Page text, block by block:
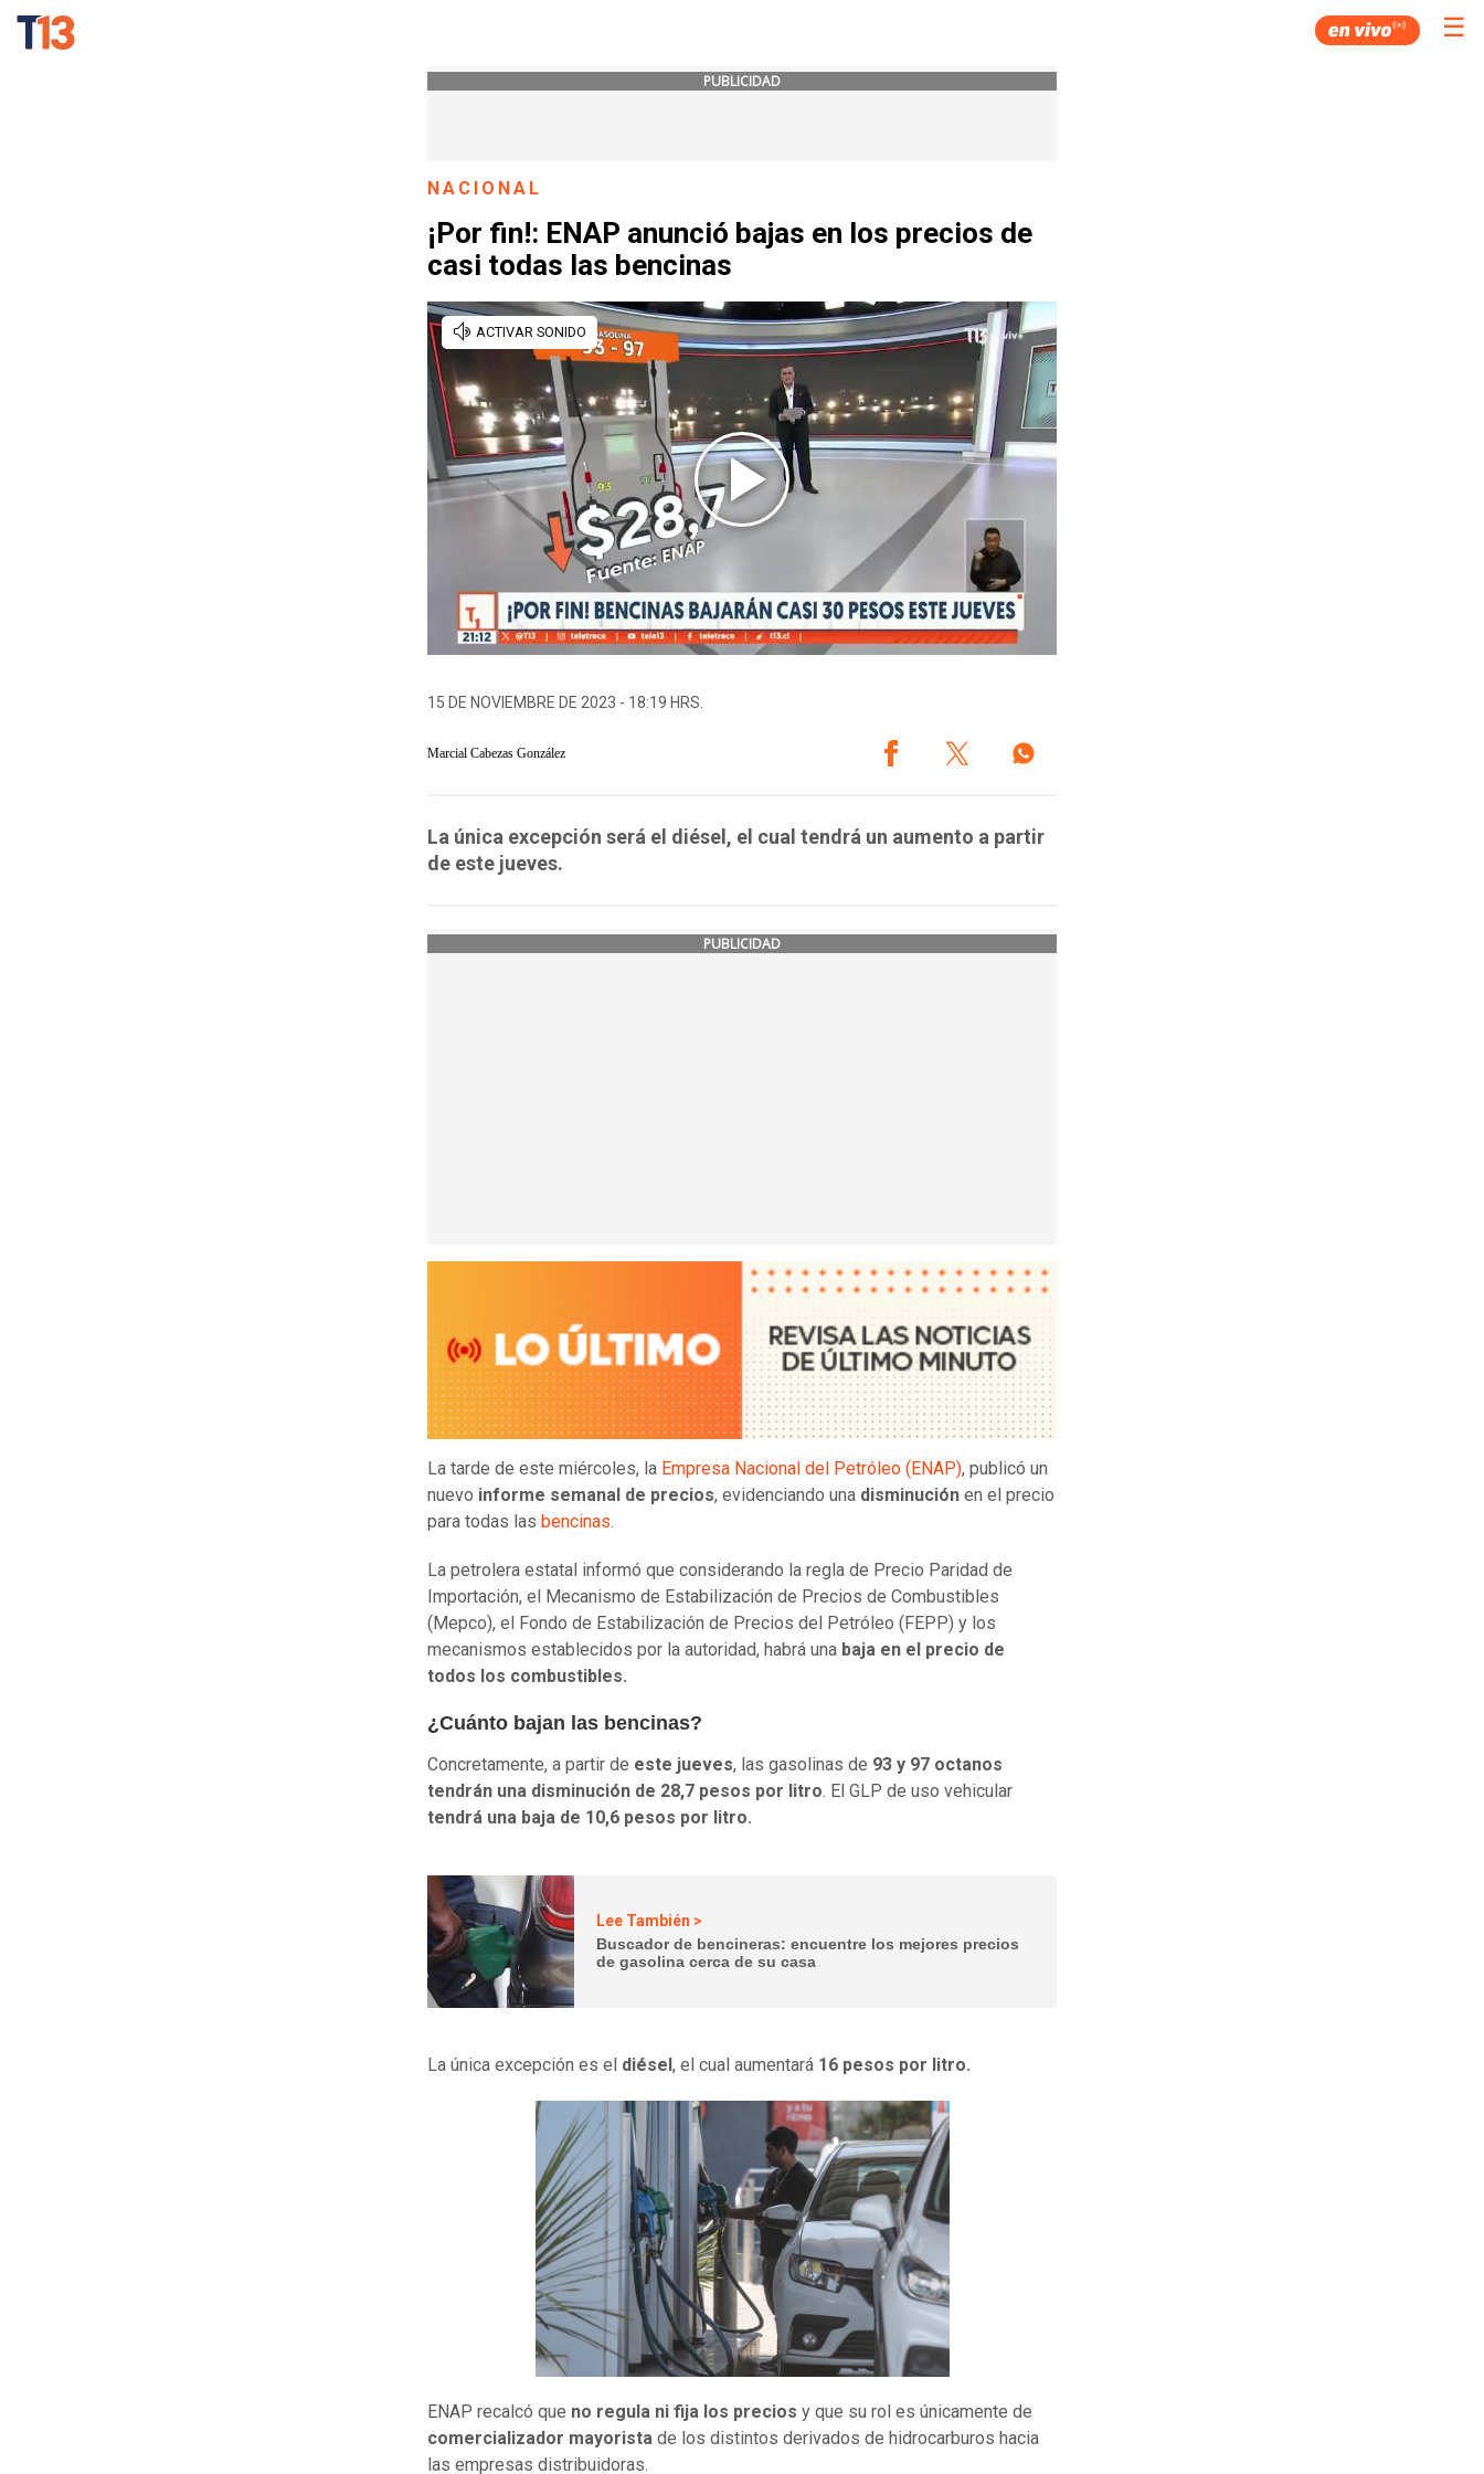
☰
PUBLICIDAD
NACIONAL
¡Por fin!: ENAP anunció bajas en los precios de
casi todas las bencinas
15 DE NOVIEMBRE DE 2023 - 18:19 HRS.
Marcial Cabezas González
La única excepción será el diésel, el cual tendrá un aumento a partir
de este jueves.
PUBLICIDAD
La tarde de este miércoles, la Empresa Nacional del Petróleo (ENAP), publicó un
nuevo informe semanal de precios, evidenciando una disminución en el precio
para todas las bencinas.
La petrolera estatal informó que considerando la regla de Precio Paridad de
Importación, el Mecanismo de Estabilización de Precios de Combustibles
(Mepco), el Fondo de Estabilización de Precios del Petróleo (FEPP) y los
mecanismos establecidos por la autoridad, habrá una baja en el precio de
todos los combustibles.
¿Cuánto bajan las bencinas?
Concretamente, a partir de este jueves, las gasolinas de 93 y 97 octanos
tendrán una disminución de 28,7 pesos por litro. El GLP de uso vehicular
tendrá una baja de 10,6 pesos por litro.
Lee También >
Buscador de bencineras: encuentre los mejores precios
de gasolina cerca de su casa
La única excepción es el diésel, el cual aumentará 16 pesos por litro.
ENAP recalcó que no regula ni fija los precios y que su rol es únicamente de
comercializador mayorista de los distintos derivados de hidrocarburos hacia
las empresas distribuidoras.